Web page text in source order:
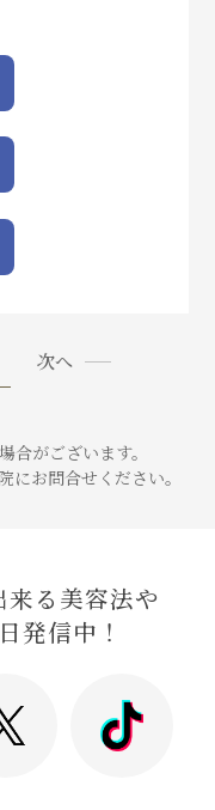
次へ
がございます。
にお問合せください。
る美容法や
発信中！